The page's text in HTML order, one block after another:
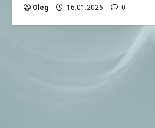
Oleg 16.01.2026 0